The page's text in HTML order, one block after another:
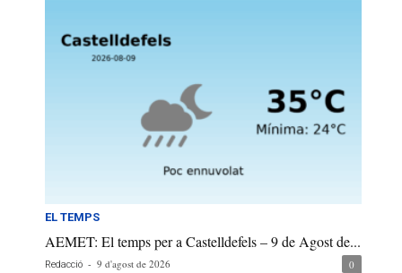
EL TEMPS
AEMET: El temps per a Castelldefels – 9 de Agost de...
Redacció - 9 d'agost de 2026 0